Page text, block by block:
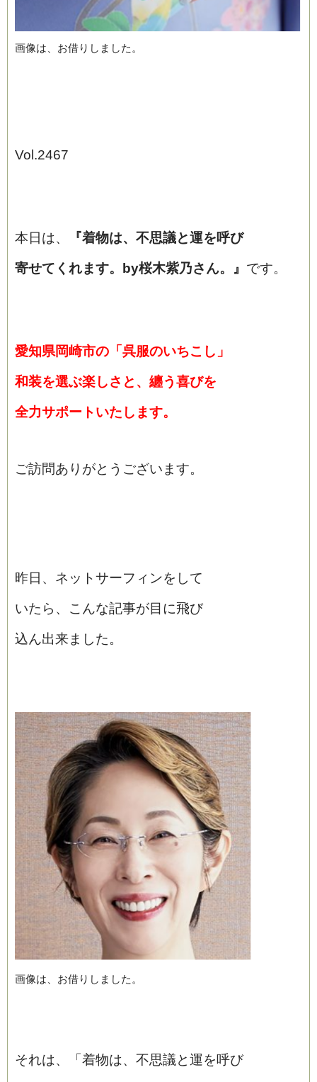
画像は、お借りしました。
Vol.2467
本日は、 『着物は、不思議と運を呼び
寄せてくれます。by桜木紫乃さん。』 です。
愛知県岡崎市の「呉服のいちこし」
和装を選ぶ楽しさと、纏う喜びを
全力サポートいたします。
ご訪問ありがとうございます。
昨日、ネットサーフィンをして
いたら、こんな記事が目に飛び
込ん出来ました。
画像は、お借りしました。
それは、「着物は、不思議と運を呼び